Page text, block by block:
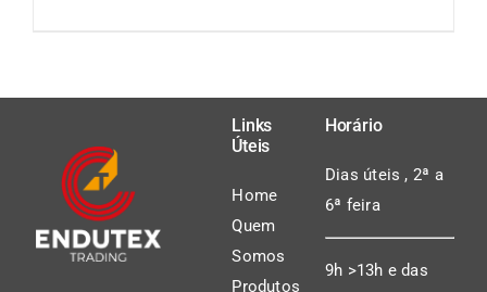
Links
Úteis
Home
Quem
Somos
Produtos
Horário
Dias úteis , 2ª a
6ª feira
9h >13h e das